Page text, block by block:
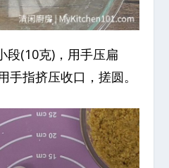
段(10克)，用手压扁
手指挤压收口，搓圆。